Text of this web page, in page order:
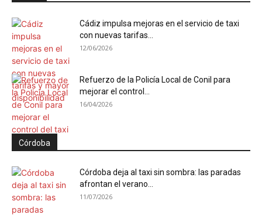
Cádiz impulsa mejoras en el servicio de taxi
con nuevas tarifas...
12/06/2026
Refuerzo de la Policía Local de Conil para
mejorar el control...
16/04/2026
Córdoba
Córdoba deja al taxi sin sombra: las paradas
afrontan el verano...
11/07/2026